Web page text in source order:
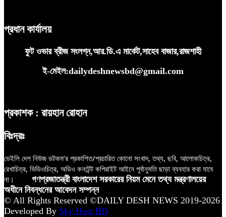
প্রধান কার্যালয়
ফুট ওভার ব্রীজ সংলগ্ন,আর.ডি.এ মার্কেট,সাহেব বাজার,রাজশাহী
ই-মেইল:dailydeshnewsbd@gmail.com
প্রকাশক : রায়হান রোহান
বিঃদ্রঃ
ডেইলি দেশ নিউজ ডটকম’র প্রকাশিত/প্রচারিত কোনো সংবাদ, তথ্য, ছবি, আলোকচিত্র,
রেখাচিত্র, ভিডিওচিত্র, অডিও কনটেন্ট কপিরাইট আইনে পূর্বানুমতি ছাড়া ব্যবহার করা যাবে
না।
গণপ্রজাতন্ত্রী বাংলাদেশ সরকারের নিয়ম মেনে তথ্য মন্ত্রণালয়ের
অধীনে নিবন্ধনের আবেদন সম্পন্ন
© All Rights Reserved ©DAILY DESH NEWS 2019-2026
Developed By Sky Host BD